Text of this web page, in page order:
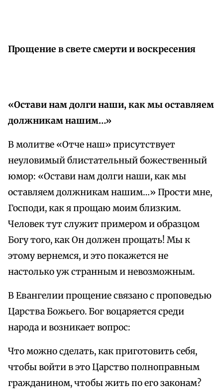
Прощение в свете смерти и воскресения
«Остави нам долги наши, как мы оставляем
должникам нашим…»
В молитве «Отче наш» присутствует
неуловимый блистательный божественный
юмор: «Остави нам долги наши, как мы
оставляем должникам нашим…» Прости мне,
Господи, как я прощаю моим близким.
Человек тут служит примером и образцом
Богу того, как Он должен прощать! Мы к
этому вернемся, и это покажется не
настолько уж странным и невозможным.
В Евангелии прощение связано с проповедью
Царства Божьего. Бог воцаряется среди
народа и возникает вопрос:
Что можно сделать, как приготовить себя,
чтобы войти в это Царство полноправным
гражданином, чтобы жить по его законам?